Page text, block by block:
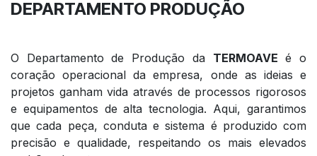
DEPARTAMENTO PRODUÇÃO
O Departamento de Produção da TERMOAVE é o
coração operacional da empresa, onde as ideias e
projetos ganham vida através de processos rigorosos
e equipamentos de alta tecnologia. Aqui, garantimos
que cada peça, conduta e sistema é produzido com
precisão e qualidade, respeitando os mais elevados